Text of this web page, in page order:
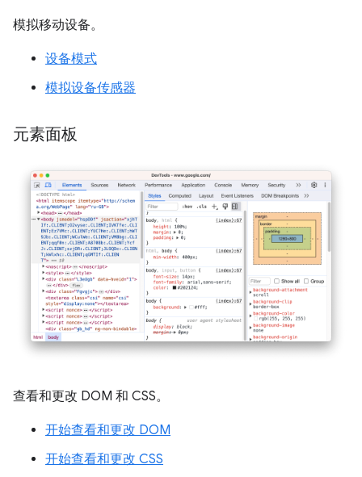
模拟移动设备。
设备模式
模拟设备传感器
元素面板
查看和更改 DOM 和 CSS。
开始查看和更改 DOM
开始查看和更改 CSS